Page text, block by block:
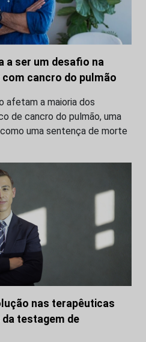
a ser um desafio na
cancro do pulmão
afetam a maioria dos
de cancro do pulmão, uma
uma sentença de morte
nas terapêuticas
testagem de